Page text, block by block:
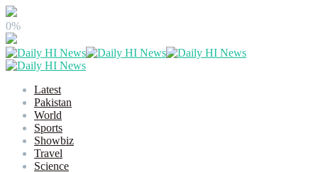
0%
Latest
Pakistan
World
Sports
Showbiz
Travel
Science